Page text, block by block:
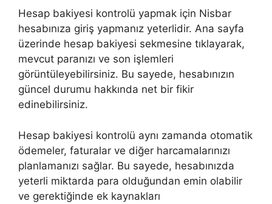
Hesap bakiyesi kontrolü yapmak için Nisbar
hesabınıza giriş yapmanız yeterlidir. Ana sayfa
üzerinde hesap bakiyesi sekmesine tıklayarak,
mevcut paranızı ve son işlemleri
görüntüleyebilirsiniz. Bu sayede, hesabınızın
güncel durumu hakkında net bir fikir
edinebilirsiniz.
Hesap bakiyesi kontrolü aynı zamanda otomatik
ödemeler, faturalar ve diğer harcamalarınızı
planlamanızı sağlar. Bu sayede, hesabınızda
yeterli miktarda para olduğundan emin olabilir
ve gerektiğinde ek kaynakları